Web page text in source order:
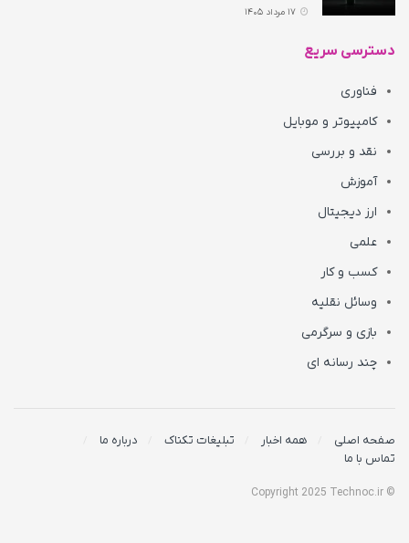
دسترسی سریع
فناوری
کامپیوتر و موبایل
نقد و بررسی
آموزش
ارز دیجیتال
علمی
کسب و کار
وسائل نقلیه
بازی و سرگرمی
چند رسانه ای
صفحه اصلی همه اخبار تبلیغات تکناک
درباره ما
تماس با ما
© Copyright 2025 Technoc.ir